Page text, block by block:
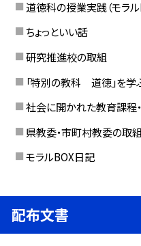
道徳科の授業実践（モラル
ちょっといい話
研究推進校の取組
「特別の教科 道徳」を学
社会に開かれた教育課程
県教委・市町村教委の取組
モラルBOX日記
配布文書